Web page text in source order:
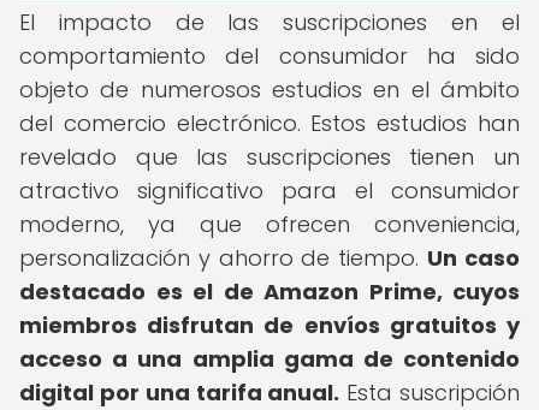
El impacto de las suscripciones en el
comportamiento del consumidor ha sido
objeto de numerosos estudios en el ámbito
del comercio electrónico. Estos estudios han
revelado que las suscripciones tienen un
atractivo significativo para el consumidor
moderno, ya que ofrecen conveniencia,
personalización y ahorro de tiempo. Un caso
destacado es el de Amazon Prime, cuyos
miembros disfrutan de envíos gratuitos y
acceso a una amplia gama de contenido
digital por una tarifa anual. Esta suscripción